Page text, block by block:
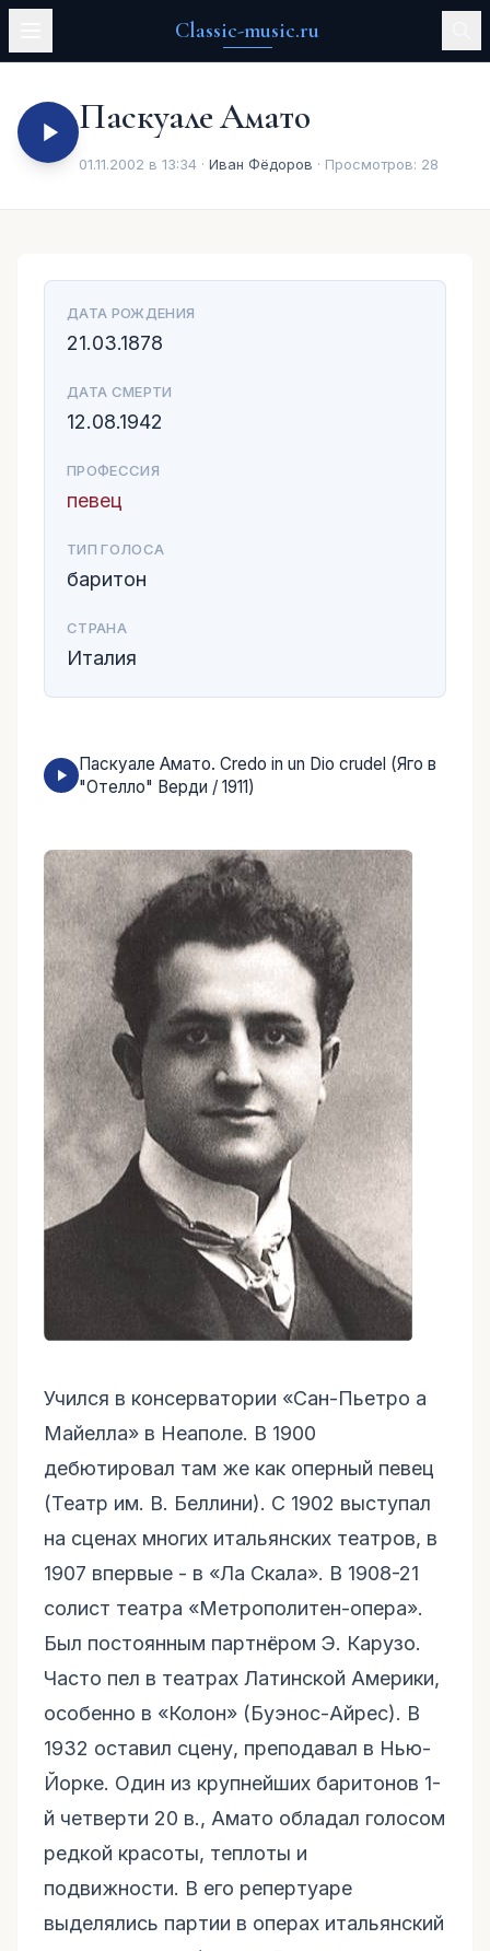
Classic-music.ru
Паскуале Амато
01.11.2002 в 13:34 · Иван Фёдоров · Просмотров: 28
ДАТА РОЖДЕНИЯ
21.03.1878
ДАТА СМЕРТИ
12.08.1942
ПРОФЕССИЯ
певец
ТИП ГОЛОСА
баритон
СТРАНА
Италия
Паскуале Амато. Credo in un Dio crudel (Яго в
"Отелло" Верди / 1911)
Учился в консерватории «Сан-Пьетро а
Майелла» в Неаполе. В 1900
дебютировал там же как оперный певец
(Театр им. В. Беллини). С 1902 выступал
на сценах многих итальянских театров, в
1907 впервые - в «Ла Скала». В 1908-21
солист театра «Метрополитен-опера».
Был постоянным партнёром Э. Карузо.
Часто пел в театрах Латинской Америки,
особенно в «Колон» (Буэнос-Айрес). В
1932 оставил сцену, преподавал в Нью-
Йорке. Один из крупнейших баритонов 1-
й четверти 20 в., Амато обладал голосом
редкой красоты, теплоты и
подвижности. В его репертуаре
выделялись партии в операх итальянский